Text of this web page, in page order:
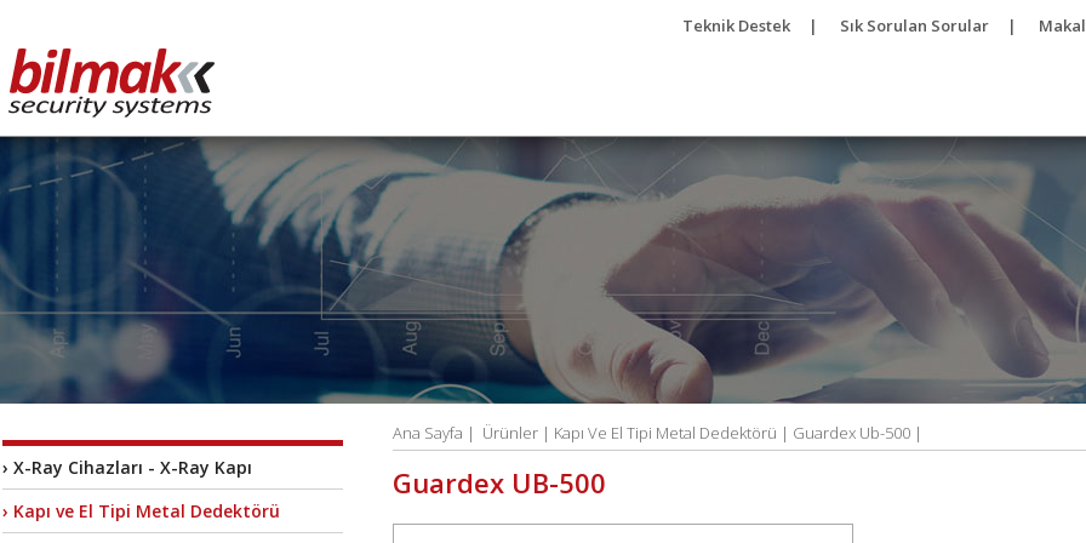
Teknik Destek | Sık Sorulan Sorular |
› X-Ray Cihazları - X-Ray Kapı
› Kapı ve El Tipi Metal Dedektörü
Ana Sayfa | Ürünler | Kapı Ve El Tipi Metal Dedektörü | Guardex Ub-500 |
Guardex UB-500